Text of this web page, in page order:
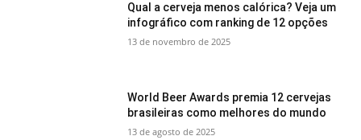
Qual a cerveja menos calórica? Veja um
infográfico com ranking de 12 opções
13 de novembro de 2025
World Beer Awards premia 12 cervejas
brasileiras como melhores do mundo
13 de agosto de 2025